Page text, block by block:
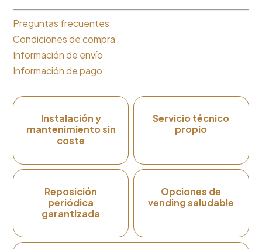
Preguntas frecuentes
Condiciones de compra
Información de envío
Información de pago
Instalación y
mantenimiento sin
coste
Servicio técnico
propio
Reposición
periódica
garantizada
Opciones de
vending saludable